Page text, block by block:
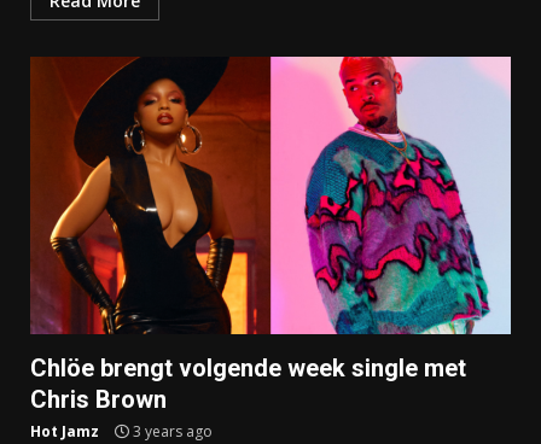
Chlöe brengt volgende week single met
Chris Brown
Hot Jamz 3 years ago